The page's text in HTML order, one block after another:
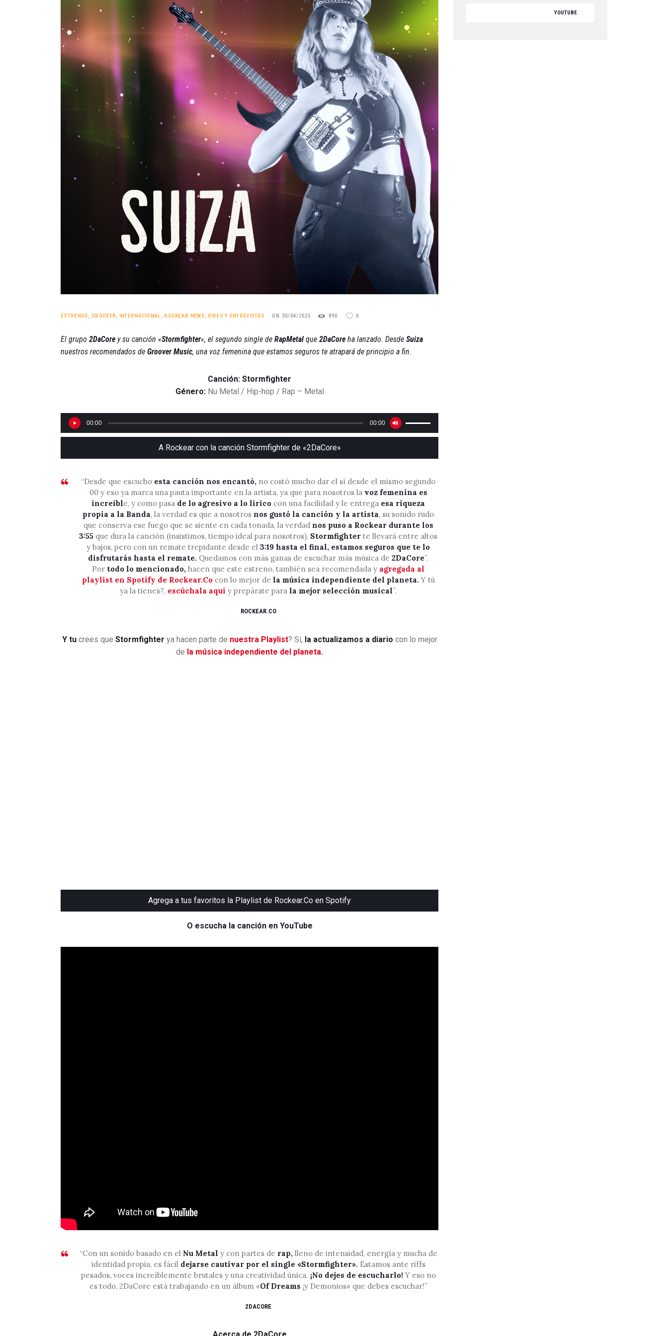
ESTRENOS, GROOVER, INTERNACIONAL, ROCKEAR NEWS,VIDEO Y ENTREVISTAS ON 30/04/2025 890 0
El grupo 2DaCore y su canción «Stormfighter«, el segundo single de RapMetalque 2DaCore ha lanzado. Desde Suiza
nuestros recomendados de Groover Music, una voz femenina que estamos seguros te atrapará de principio a fin.
Canción: Stormfighter
Género: Nu Metal / Hip-hop / Rap – Metal
de
audio
00:00 00:00
las
arriba/abajo
para
aumentar
o
disminuir
volumen.
A Rockear con la canción Stormfighter de «2DaCore»
“Desde que escucho esta canción nos encantó, no costó mucho dar el sí desde el mismo segundo
00 y eso ya marca una pauta importante en la artista, ya que para nosotros la voz femenina es
increíble, y como pasa de lo agresivo a lo lírico con una facilidad y le entrega esa riqueza
propia a la Banda, la verdad es que a nosotros nos gustó la canción y la artista, su sonido rudo
que conserva ese fuego que se siente en cada tonada, la verdad nos puso a Rockear durante los
3:55 que dura la canción (insistimos, tiempo ideal para nosotros), Stormfighterte llevará entre altos
y bajos, pero con un remate trepidante desde el3:19 hasta el final, estamos seguros que te lo
disfrutarás hasta el remate. Quedamos con más ganas de escuchar más música de2DaCore”.
Por todo lo mencionado,hacen que este estreno, también sea recomendada y agregada al
playlist en Spotify de Rockear.Cocon lo mejor de la música independiente del planeta.Y tú
ya la tienes?, escúchala aquíy prepárate parala mejor selección musical”.
ROCKEAR.CO
Y tucrees que Stormfighter ya hacen parte de nuestra Playlist? Sí, la actualizamos a diario con lo mejor
de la música independiente del planeta.
Agrega a tus favoritos la Playlist de Rockear.Co en Spotify
O escucha la canción en YouTube
“Con un sonido basado en el Nu Metal y con partes de rap, lleno de intensidad, energía y mucha de
identidad propia, es fácil dejarse cautivar por el single «Stormfighter». Estamos ante riffs
pesados, voces increíblemente brutales y una creatividad única. ¡No dejes de escucharlo!Y eso no
es todo, 2DaCore está trabajando en un álbum «Of Dreams ¡y Demonios» que debes escuchar!”
2DACORE
YOUTUBE